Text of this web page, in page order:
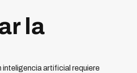
la
inteligencia artificial requiere